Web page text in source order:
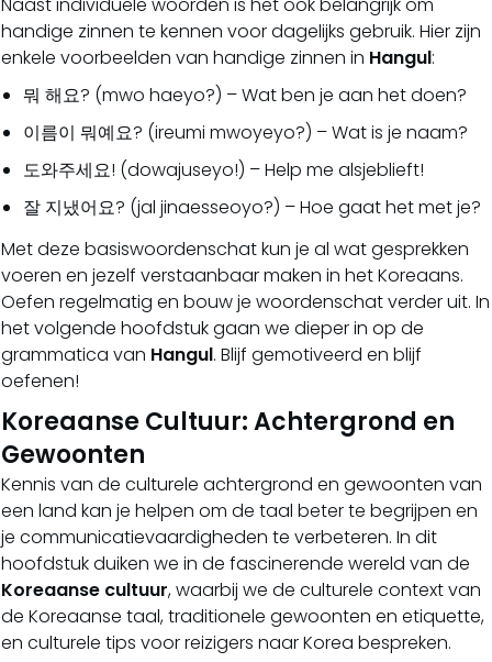
Naast individuele woorden is het ook belangrijk om
handige zinnen te kennen voor dagelijks gebruik. Hier zijn
enkele voorbeelden van handige zinnen in Hangul:
뭐 해요? (mwo haeyo?) – Wat ben je aan het doen?
이름이 뭐예요? (ireumi mwoyeyo?) – Wat is je naam?
도와주세요! (dowajuseyo!) – Help me alsjeblieft!
잘 지냈어요? (jal jinaesseoyo?) – Hoe gaat het met je?
Met deze basiswoordenschat kun je al wat gesprekken
voeren en jezelf verstaanbaar maken in het Koreaans.
Oefen regelmatig en bouw je woordenschat verder uit. In
het volgende hoofdstuk gaan we dieper in op de
grammatica van Hangul. Blijf gemotiveerd en blijf
oefenen!
Koreaanse Cultuur: Achtergrond en
Gewoonten
Kennis van de culturele achtergrond en gewoonten van
een land kan je helpen om de taal beter te begrijpen en
je communicatievaardigheden te verbeteren. In dit
hoofdstuk duiken we in de fascinerende wereld van de
Koreaanse cultuur, waarbij we de culturele context van
de Koreaanse taal, traditionele gewoonten en etiquette,
en culturele tips voor reizigers naar Korea bespreken.